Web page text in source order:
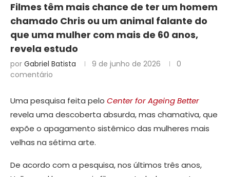
Filmes têm mais chance de ter um homem
chamado Chris ou um animal falante do
que uma mulher com mais de 60 anos,
revela estudo
por Gabriel Batista 9 de junho de 2026
0
comentário
Uma pesquisa feita pelo Center for Ageing Better
revela uma descoberta absurda, mas chamativa, que
expõe o apagamento sistêmico das mulheres mais
velhas na sétima arte.
De acordo com a pesquisa, nos últimos três anos,